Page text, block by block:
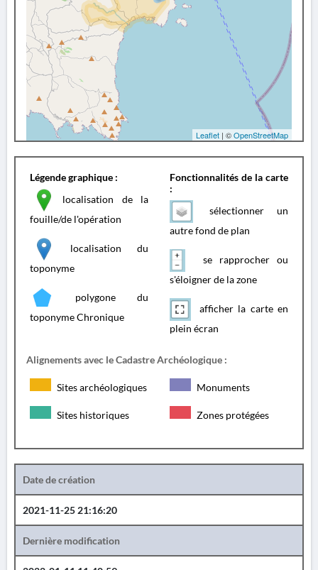
Leaflet | ©OpenStreetMap
Légende graphique :
localisation de la
fouille/de l'opération
localisation du
toponyme
polygone du
toponyme Chronique
Fonctionnalités de la carte
:
sélectionner un
autre fond de plan
se rapprocher ou
s'éloigner de la zone
afficher la carte en
plein écran
Alignements avec le Cadastre Archéologique :
Sites archéologiques Monuments
Sites historiques Zones protégées
Date de création
2021-11-25 21:16:20
Dernière modification